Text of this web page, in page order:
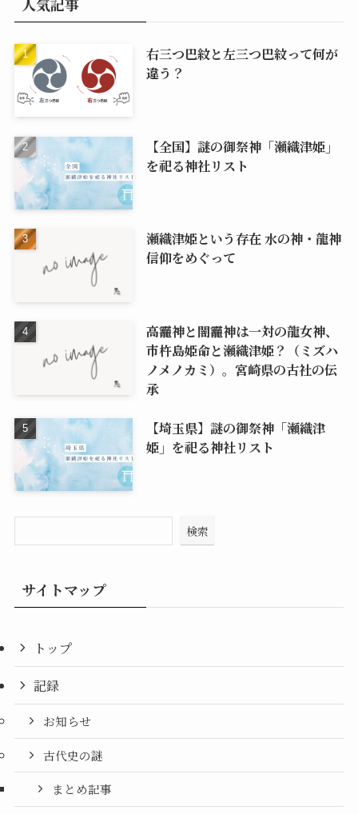
右三つ巴紋と左三つ巴紋って何が
違う？
【全国】謎の御祭神「瀬織津姫」
を祀る神社リスト
瀬織津姫という存在 水の神・龍神
信仰をめぐって
高龗神と闇龗神は一対の龍女神、
市杵島姫命と瀬織津姫？（ミズハ
ノメノカミ）。宮崎県の古社の伝
承
【埼玉県】謎の御祭神「瀬織津
姫」を祀る神社リスト
検索
サイトマップ
トップ
記録
お知らせ
古代史の謎
まとめ記事